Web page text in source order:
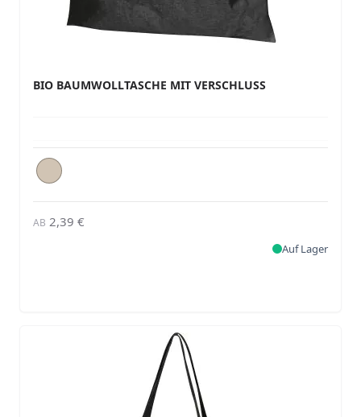
BIO BAUMWOLLTASCHE MIT VERSCHLUSS
AB 2,39 €
Auf Lager